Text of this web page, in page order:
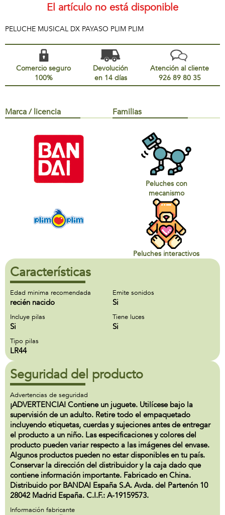
El artículo no está disponible
PELUCHE MUSICAL DX PAYASO PLIM PLIM
Comercio seguro
100%
Devolución
en 14 días
Atención al cliente
926 89 80 35
Marca / licencia Familias
Peluches con
mecanismo
Peluches interactivos
Características
Edad minima recomendada
recién nacido
Emite sonidos
Si
Incluye pilas
Si
Tiene luces
Si
Tipo pilas
LR44
Seguridad del producto
Advertencias de seguridad
¡ADVERTENCIA! Contiene un juguete. Utilícese bajo la
supervisión de un adulto. Retire todo el empaquetado
incluyendo etiquetas, cuerdas y sujeciones antes de entregar
el producto a un niño. Las especificaciones y colores del
producto pueden variar respecto a las imágenes del envase.
Algunos productos pueden no estar disponibles en tu país.
Conservar la dirección del distribuidor y la caja dado que
contiene información importante. Fabricado en China.
Distribuido por BANDAI España S.A. Avda. del Partenón 10
28042 Madrid España. C.I.F.: A-19159573.
Información fabricante